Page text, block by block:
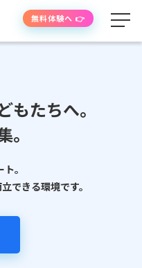
無料体験へ 👉
もたちへ。
。
できる環境です。